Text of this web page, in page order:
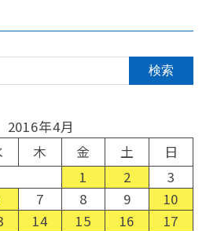
2016年4月
木 金 土
日
1
2
3
7 8 9
10
14 15 16
17